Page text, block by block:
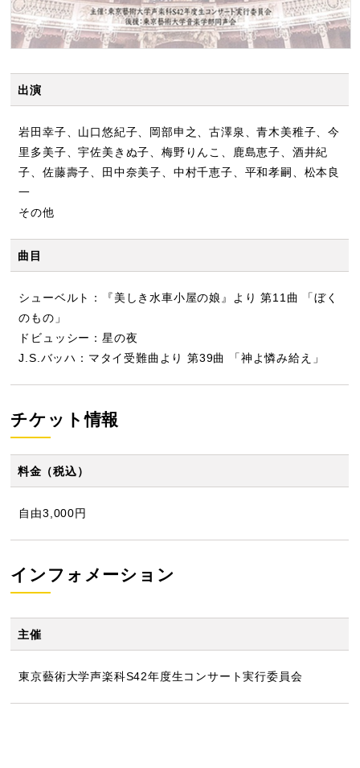
出演
岩田幸子、山口悠紀子、岡部申之、古澤泉、青木美稚子、今
里多美子、宇佐美きぬ子、梅野りんこ、鹿島恵子、酒井紀
子、佐藤壽子、田中奈美子、中村千恵子、平和孝嗣、松本良
一
その他
曲目
シューベルト：『美しき水車小屋の娘』より 第11曲 「ぼく
のもの」
ドビュッシー：星の夜
J.S.バッハ：マタイ受難曲より 第39曲 「神よ憐み給え」
チケット情報
料金（税込）
自由3,000円
インフォメーション
主催
東京藝術大学声楽科S42年度生コンサート実行委員会